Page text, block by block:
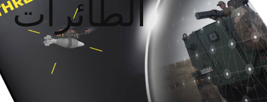
الطائرات